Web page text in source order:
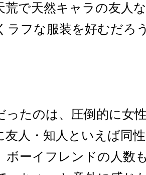
荒で天然キャラの友人
ラフな服装を好むだろ
ったのは、圧倒的に女
友人・知人といえば同
ボーイフレンドの人数